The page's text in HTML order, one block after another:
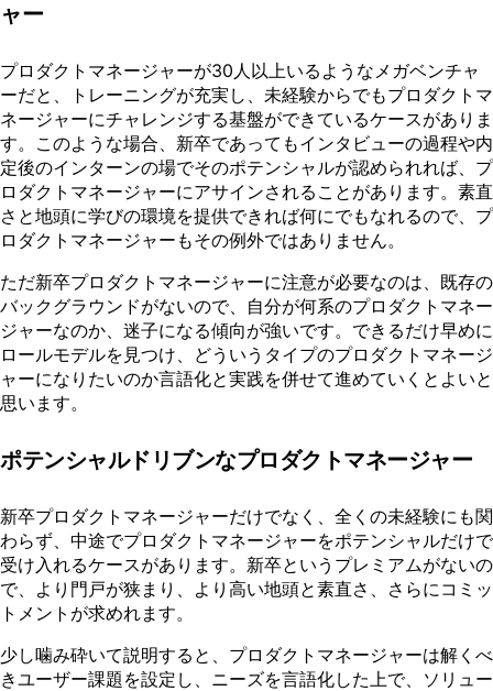
ャー
プロダクトマネージャーが30人以上いるようなメガベンチャ
ーだと、トレーニングが充実し、未経験からでもプロダクトマ
ネージャーにチャレンジする基盤ができているケースがありま
す。このような場合、新卒であってもインタビューの過程や内
定後のインターンの場でそのポテンシャルが認められれば、プ
ロダクトマネージャーにアサインされることがあります。素直
さと地頭に学びの環境を提供できれば何にでもなれるので、プ
ロダクトマネージャーもその例外ではありません。
ただ新卒プロダクトマネージャーに注意が必要なのは、既存の
バックグラウンドがないので、自分が何系のプロダクトマネー
ジャーなのか、迷子になる傾向が強いです。できるだけ早めに
ロールモデルを見つけ、どういうタイプのプロダクトマネージ
ャーになりたいのか言語化と実践を併せて進めていくとよいと
思います。
ポテンシャルドリブンなプロダクトマネージャー
新卒プロダクトマネージャーだけでなく、全くの未経験にも関
わらず、中途でプロダクトマネージャーをポテンシャルだけで
受け入れるケースがあります。新卒というプレミアムがないの
で、より門戸が狭まり、より高い地頭と素直さ、さらにコミッ
トメントが求めれます。
少し噛み砕いて説明すると、プロダクトマネージャーは解くべ
きユーザー課題を設定し、ニーズを言語化した上で、ソリュー